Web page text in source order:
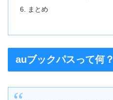
まとめ
auブックパスって何？